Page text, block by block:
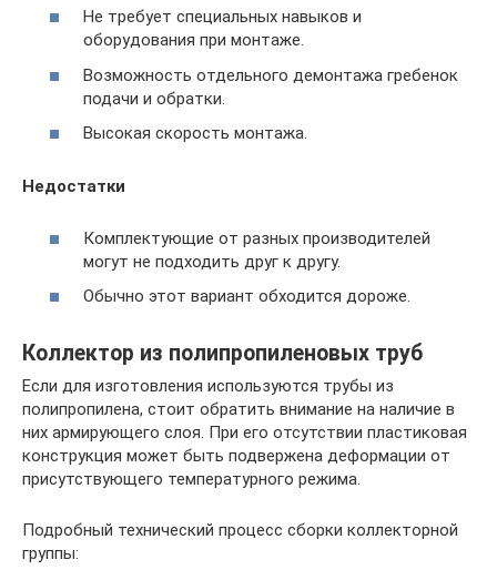
Не требует специальных навыков и
оборудования при монтаже.
Возможность отдельного демонтажа гребенок
подачи и обратки.
Высокая скорость монтажа.
Недостатки
Комплектующие от разных производителей
могут не подходить друг к другу.
Обычно этот вариант обходится дороже.
Коллектор из полипропиленовых труб
Если для изготовления используются трубы из
полипропилена, стоит обратить внимание на наличие в
них армирующего слоя. При его отсутствии пластиковая
конструкция может быть подвержена деформации от
присутствующего температурного режима.
Подробный технический процесс сборки коллекторной
группы: